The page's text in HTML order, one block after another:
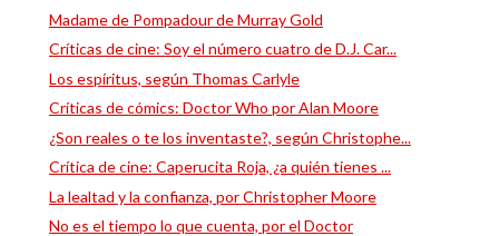
Madame de Pompadour de Murray Gold
Críticas de cine: Soy el número cuatro de D.J. Car...
Los espíritus, según Thomas Carlyle
Críticas de cómics: Doctor Who por Alan Moore
¿Son reales o te los inventaste?, según Christophe...
Crítica de cine: Caperucita Roja, ¿a quién tienes ...
La lealtad y la confianza, por Christopher Moore
No es el tiempo lo que cuenta, por el Doctor